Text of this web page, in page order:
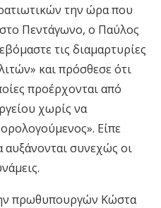
την ώρα που
Πεντάγωνο, ο Παύλος
τις διαμαρτυρίες
και πρόσθεσε ότι
προέρχονται από
χωρίς να
Είπε
αυξάνονται συνεχώς οι
πρωθυπουργών Κώστα